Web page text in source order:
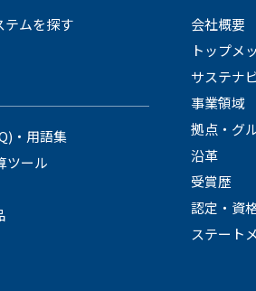
テムを探す
・用語集
ツール
会社概要
トップメ
サステナ
事業領域
拠点・グ
沿革
受賞歴
認定・資
ステート